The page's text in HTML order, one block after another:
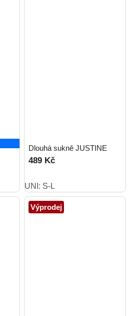
Dlouhá sukně JUSTINE
489 Kč
UNI: S-L
Výprodej